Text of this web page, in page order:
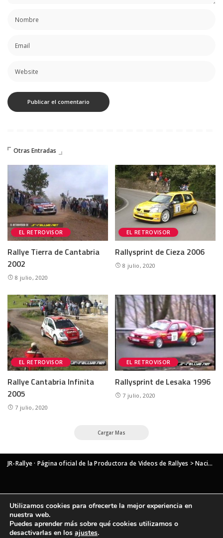
Otras Entradas
EL RETROVISOR
Rallye Tierra de Cantabria
2002
8 julio, 2020
EL RETROVISOR
Rallysprint de Cieza 2006
8 julio, 2020
EL RETROVISOR
Rallye Cantabria Infinita
2005
7 julio, 2020
EL RETROVISOR
Rallysprint de Lesaka 1996
7 julio, 2020
Cargar Mas
JR-Rallye · Página oficial de la Productora de Videos de Rallyes >Nacional
Utilizamos cookies para ofrecerte la mejor experiencia en
nuestra web.
Puedes aprender más sobre qué cookies utilizamos o
desactivarlas en los ajustes.